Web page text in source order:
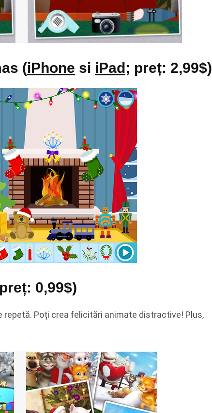
(iPhone si iPad; preț: 2,99$)
0,99$)
repetă. Poți crea felicitări animate distractive! Plus,